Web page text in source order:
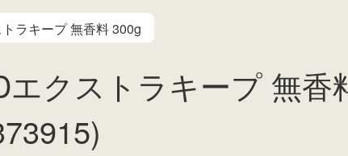
ラキープ 無香料 300g
クストラキープ 無香